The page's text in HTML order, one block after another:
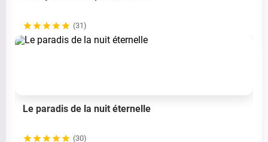
(31)
Le paradis de la nuit éternelle
(30)